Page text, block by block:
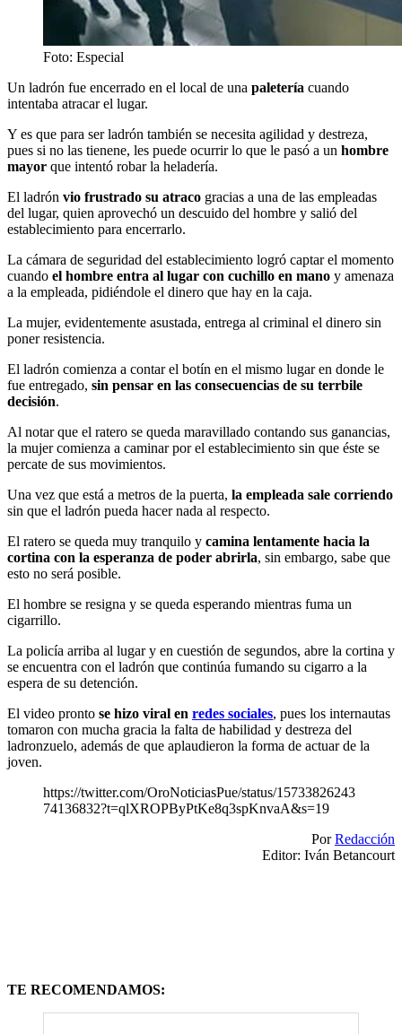
Foto: Especial
Un ladrón fue encerrado en el local de una paletería cuando
intentaba atracar el lugar.
Y es que para ser ladrón también se necesita agilidad y destreza,
pues si no las tienene, les puede ocurrir lo que le pasó a un hombre
mayor que intentó robar la heladería.
El ladrón vio frustrado su atraco gracias a una de las empleadas
del lugar, quien aprovechó un descuido del hombre y salió del
establecimiento para encerrarlo.
La cámara de seguridad del establecimiento logró captar el momento
cuando el hombre entra al lugar con cuchillo en mano y amenaza
a la empleada, pidiéndole el dinero que hay en la caja.
La mujer, evidentemente asustada, entrega al criminal el dinero sin
poner resistencia.
El ladrón comienza a contar el botín en el mismo lugar en donde le
fue entregado, sin pensar en las consecuencias de su terrbile
decisión.
Al notar que el ratero se queda maravillado contando sus ganancias,
la mujer comienza a caminar por el establecimiento sin que éste se
percate de sus movimientos.
Una vez que está a metros de la puerta, la empleada sale corriendo
sin que el ladrón pueda hacer nada al respecto.
El ratero se queda muy tranquilo y camina lentamente hacia la
cortina con la esperanza de poder abrirla, sin embargo, sabe que
esto no será posible.
El hombre se resigna y se queda esperando mientras fuma un
cigarrillo.
La policía arriba al lugar y en cuestión de segundos, abre la cortina y
se encuentra con el ladrón que continúa fumando su cigarro a la
espera de su detención.
El video pronto se hizo viral en redes sociales, pues los internautas
tomaron con mucha gracia la falta de habilidad y destreza del
ladronzuelo, además de que aplaudieron la forma de actuar de la
joven.
https://twitter.com/OroNoticiasPue/status/15733826243
74136832?t=qlXROPByPtKe8q3spKnvaA&s=19
PorRedacción
Editor: Iván Betancourt
TE RECOMENDAMOS: